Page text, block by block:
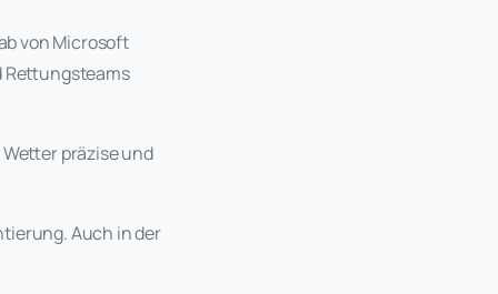
von Microsoft
Rettungsteams
präzise und
Auch in der